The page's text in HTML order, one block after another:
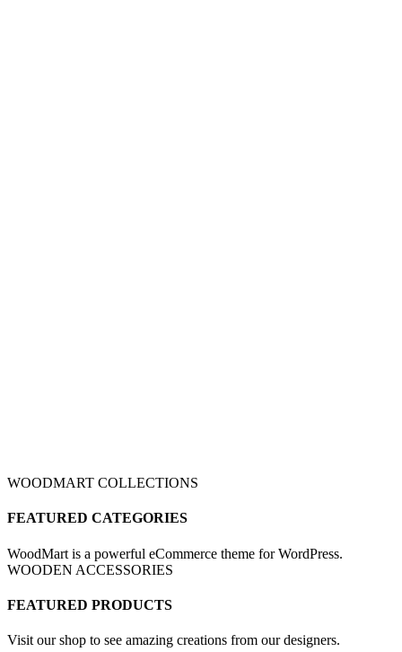
WOODMART COLLECTIONS
FEATURED CATEGORIES
WoodMart is a powerful eCommerce theme for WordPress.
WOODEN ACCESSORIES
FEATURED PRODUCTS
Visit our shop to see amazing creations from our designers.